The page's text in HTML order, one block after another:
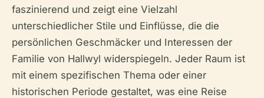
faszinierend und zeigt eine Vielzahl
unterschiedlicher Stile und Einflüsse, die die
persönlichen Geschmäcker und Interessen der
Familie von Hallwyl widerspiegeln. Jeder Raum ist
mit einem spezifischen Thema oder einer
historischen Periode gestaltet, was eine Reise